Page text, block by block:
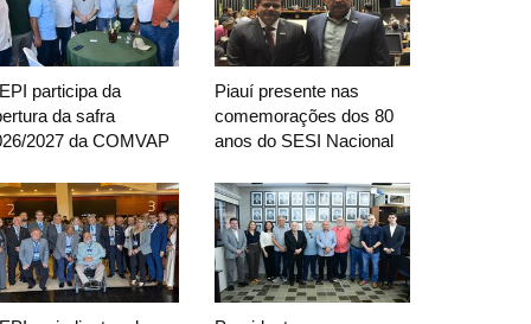
participa da
da safra
2027 da COMVAP
Piauí presente nas
comemorações dos 80
anos do SESI Nacional